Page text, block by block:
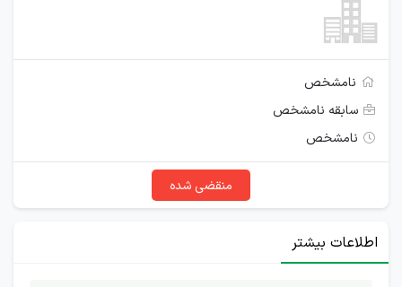
نامشخص
سابقه نامشخص
نامشخص
منقضی شده
اطلاعات بیشتر